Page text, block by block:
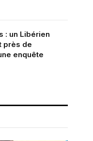
: un Libérien
près de
enquête